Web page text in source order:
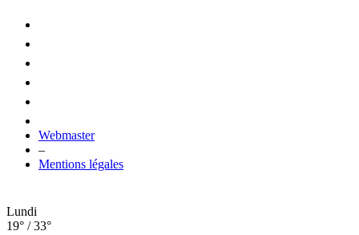
Webmaster
–
Mentions légales
Lundi
19° / 33°